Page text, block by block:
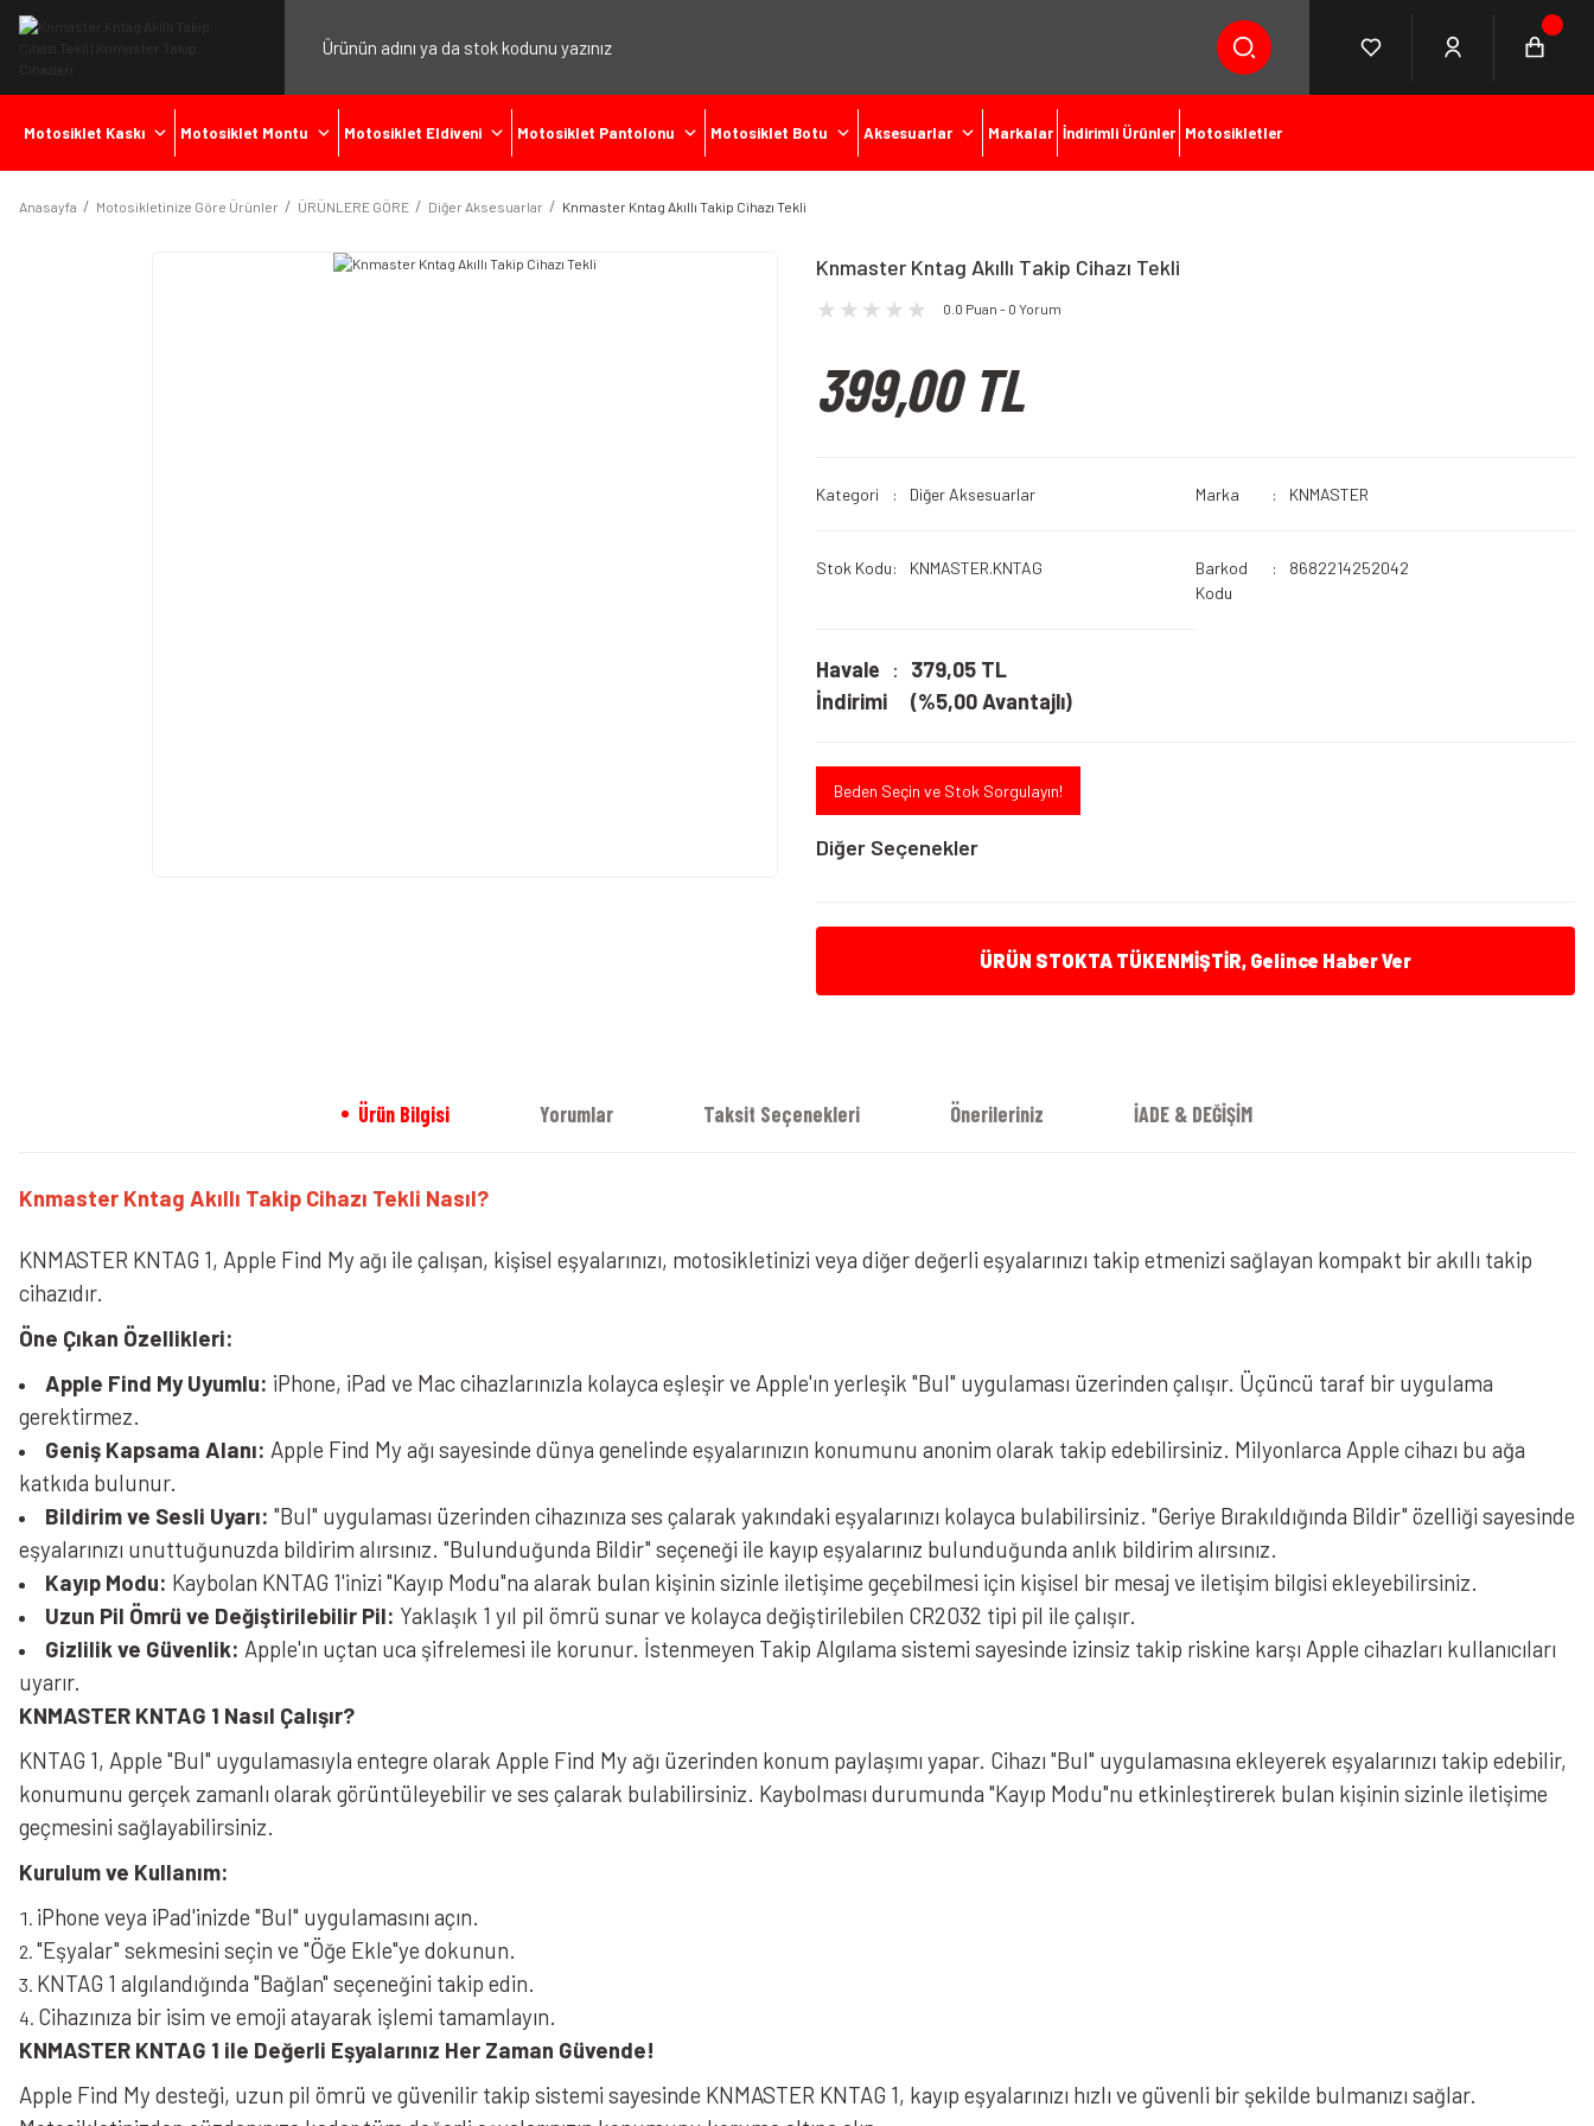
Motosiklet Kaskı Motosiklet Montu Motosiklet Eldiveni Motosiklet Pantolonu Motosiklet Botu Aksesuarlar Markalar İndirimli Ürünler Motosikletler
Anasayfa Motosikletinize Göre Ürünler ÜRÜNLERE GÖRE Diğer Aksesuarlar Knmaster Kntag Akıllı Takip Cihazı Tekli
Knmaster Kntag Akıllı Takip Cihazı Tekli
0.0 Puan - 0 Yorum
399,00 TL
Kategori Diğer Aksesuarlar Marka KNMASTER
Stok Kodu KNMASTER.KNTAG
Barkod
Kodu
8682214252042
Havale
İndirimi
379,05 TL
(%5,00 Avantajlı)
Beden Seçin ve Stok Sorgulayın!
Diğer Seçenekler
ÜRÜN STOKTA TÜKENMİŞTİR, Gelince Haber Ver
Ürün Bilgisi Yorumlar Taksit Seçenekleri Önerileriniz İADE & DEĞİŞİM
Knmaster Kntag Akıllı Takip Cihazı Tekli Nasıl?
KNMASTER KNTAG 1, Apple Find My ağı ile çalışan, kişisel eşyalarınızı, motosikletinizi veya diğer değerli eşyalarınızı takip etmenizi sağlayan kompakt bir akıllı takip
cihazıdır.
Öne Çıkan Özellikleri:
Apple Find My Uyumlu: iPhone, iPad ve Mac cihazlarınızla kolayca eşleşir ve Apple'ın yerleşik "Bul" uygulaması üzerinden çalışır. Üçüncü taraf bir uygulama
gerektirmez.
Geniş Kapsama Alanı: Apple Find My ağı sayesinde dünya genelinde eşyalarınızın konumunu anonim olarak takip edebilirsiniz. Milyonlarca Apple cihazı bu ağa
katkıda bulunur.
Bildirim ve Sesli Uyarı: "Bul" uygulaması üzerinden cihazınıza ses çalarak yakındaki eşyalarınızı kolayca bulabilirsiniz. "Geriye Bırakıldığında Bildir" özelliği sayesinde
eşyalarınızı unuttuğunuzda bildirim alırsınız. "Bulunduğunda Bildir" seçeneği ile kayıp eşyalarınız bulunduğunda anlık bildirim alırsınız.
Kayıp Modu: Kaybolan KNTAG 1'inizi "Kayıp Modu"na alarak bulan kişinin sizinle iletişime geçebilmesi için kişisel bir mesaj ve iletişim bilgisi ekleyebilirsiniz.
Uzun Pil Ömrü ve Değiştirilebilir Pil: Yaklaşık 1 yıl pil ömrü sunar ve kolayca değiştirilebilen CR2032 tipi pil ile çalışır.
Gizlilik ve Güvenlik: Apple'ın uçtan uca şifrelemesi ile korunur. İstenmeyen Takip Algılama sistemi sayesinde izinsiz takip riskine karşı Apple cihazları kullanıcıları
uyarır.
KNMASTER KNTAG 1 Nasıl Çalışır?
KNTAG 1, Apple "Bul" uygulamasıyla entegre olarak Apple Find My ağı üzerinden konum paylaşımı yapar. Cihazı "Bul" uygulamasına ekleyerek eşyalarınızı takip edebilir,
konumunu gerçek zamanlı olarak görüntüleyebilir ve ses çalarak bulabilirsiniz. Kaybolması durumunda "Kayıp Modu"nu etkinleştirerek bulan kişinin sizinle iletişime
geçmesini sağlayabilirsiniz.
Kurulum ve Kullanım:
iPhone veya iPad'inizde "Bul" uygulamasını açın.
"Eşyalar" sekmesini seçin ve "Öğe Ekle"ye dokunun.
KNTAG 1 algılandığında "Bağlan" seçeneğini takip edin.
Cihazınıza bir isim ve emoji atayarak işlemi tamamlayın.
KNMASTER KNTAG 1 ile Değerli Eşyalarınız Her Zaman Güvende!
Apple Find My desteği, uzun pil ömrü ve güvenilir takip sistemi sayesinde KNMASTER KNTAG 1, kayıp eşyalarınızı hızlı ve güvenli bir şekilde bulmanızı sağlar.